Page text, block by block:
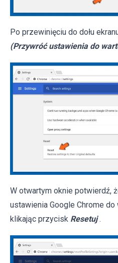
Po przewinięciu do dołu
(Przywróć ustawienia do
W otwartym oknie potwierdź,
ustawienia Google Chrome
klikając przycisk Resetuj .